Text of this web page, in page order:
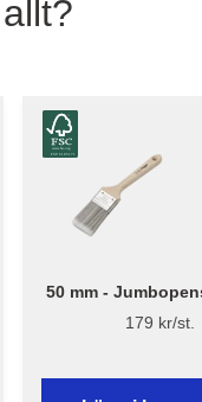
50 mm -
Flügger Pro
179 kr/st.